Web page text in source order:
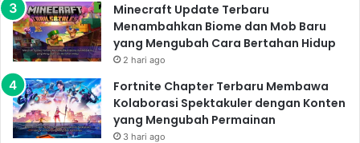
Minecraft Update Terbaru
Menambahkan Biome dan Mob Baru
yang Mengubah Cara Bertahan Hidup
2 hari ago
Fortnite Chapter Terbaru Membawa
Kolaborasi Spektakuler dengan Konten
yang Mengubah Permainan
3 hari ago